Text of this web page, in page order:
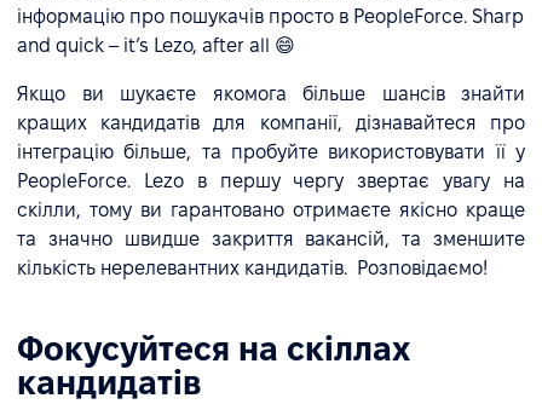
інформацію про пошукачів просто в PeopleForce. Sharp
and quick – it’s Lezo, after all 😄
Якщо ви шукаєте якомога більше шансів знайти
кращих кандидатів для компанії, дізнавайтеся про
інтеграцію більше, та пробуйте використовувати її у
PeopleForce. Lezo в першу чергу звертає увагу на
скілли, тому ви гарантовано отримаєте якісно краще
та значно швидше закриття вакансій, та зменшите
кількість нерелевантних кандидатів. Розповідаємо!
Фокусуйтеся на скіллах
кандидатів